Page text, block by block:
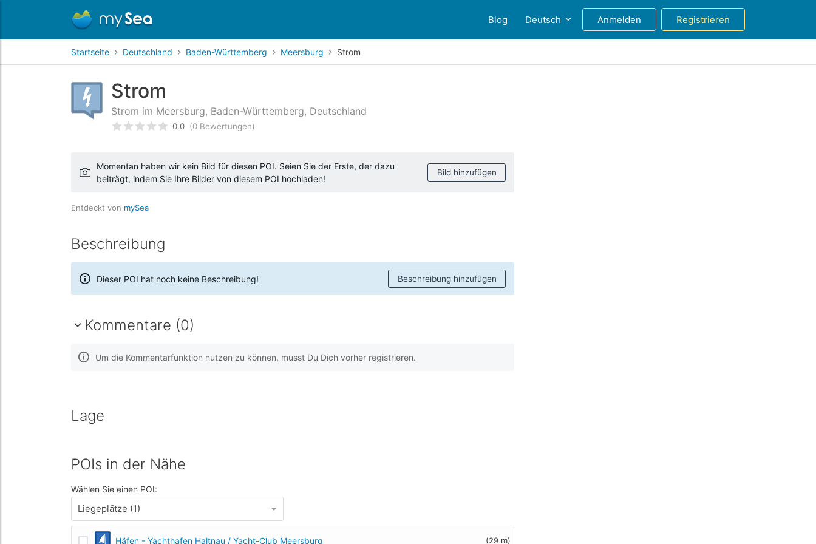
Blog Deutsch Anmelden Registrieren
Startseite Deutschland Baden-Württemberg Meersburg Strom
Strom
Strom im Meersburg, Baden-Württemberg, Deutschland
bewertet0 /5 beyogen auf
0.0 (0 Bewertungen)
Momentan haben wir kein Bild für diesen POI. Seien Sie der Erste, der dazu
beiträgt, indem Sie Ihre Bilder von diesem POI hochladen!
Bild hinzufügen
Entdeckt von mySea
Beschreibung
Dieser POI hat noch keine Beschreibung! Beschreibung hinzufügen
Kommentare (0)
Um die Kommentarfunktion nutzen zu können, musst Du Dich vorher registrieren.
Lage
POIs in der Nähe
Wählen Sie einen POI:
Liegeplätze (1)
Häfen - Yachthafen Haltnau / Yacht-Club Meersburg (29 m)